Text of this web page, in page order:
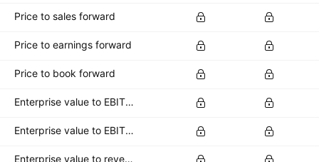
Price to sales forward
Price to earnings forward
Price to book forward
Enterprise value to EBITDA forward
Enterprise value to EBIT forward
Enterprise value to revenue forward